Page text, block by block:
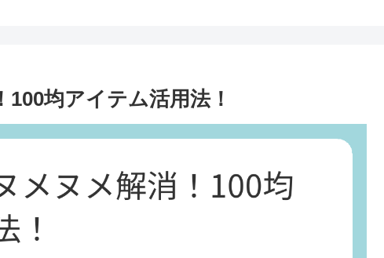
均アイテム活用法！